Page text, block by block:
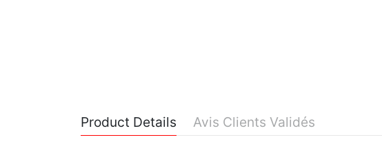
Product Details Avis Clients Validés